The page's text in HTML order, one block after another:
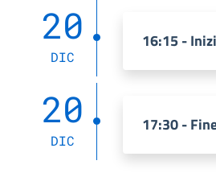
20
DIC
16:15 -
20
DIC
17:30 -